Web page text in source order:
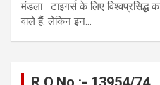
मंडला टाइगर्स के लिए विश्वप्रसिद्ध
वाले हैं. लेकिन इन…